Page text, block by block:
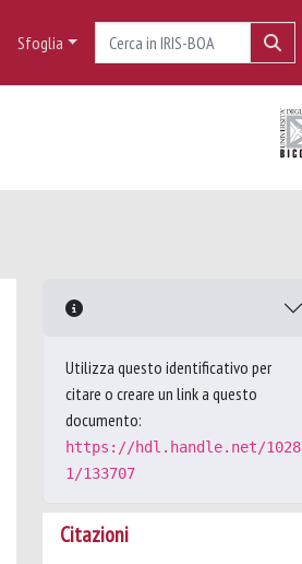
Sfoglia
Utilizza questo identificativo per
citare o creare un link a questo
documento:
https://hdl.handle.net/1028
1/133707
Citazioni